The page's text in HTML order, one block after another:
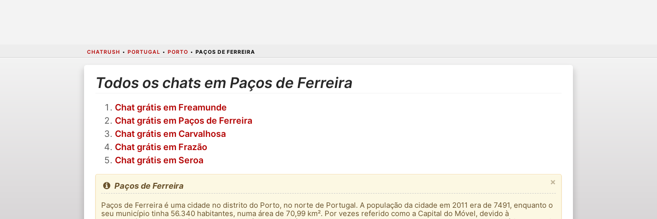
CHATRUSH • PORTUGAL • PORTO • PAÇOS DE FERREIRA
Todos os chats em Paços de Ferreira
Chat grátis em Freamunde
Chat grátis em Paços de Ferreira
Chat grátis em Carvalhosa
Chat grátis em Frazão
Chat grátis em Seroa
×
Paços de Ferreira
Paços de Ferreira é uma cidade no distrito do Porto, no norte de Portugal. A população da cidade em 2011 era de 7491, enquanto o
seu município tinha 56.340 habitantes, numa área de 70,99 km². Por vezes referido como a Capital do Móvel, devido à